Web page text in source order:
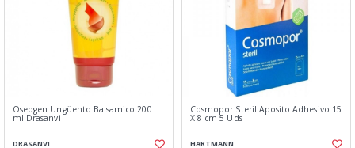
Oseogen Ungüento Balsamico 200
ml Drasanvi
DRASANVI
Cosmopor Steril Aposito Adhesivo 15
X 8 cm 5 Uds
HARTMANN